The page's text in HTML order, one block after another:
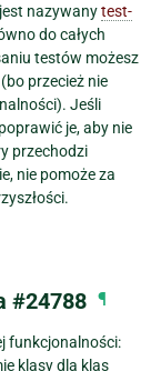
nazywanytest-
do całych
testów możesz
przecież nie
Jeśli
je, aby nie
przechodzi
nie pomoże za
#24788 ¶
funkcjonalności:
klasy dla klas